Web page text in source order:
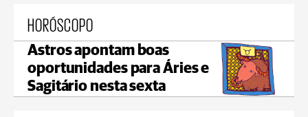
HORÓSCOPO
Astros apontam boas
oportunidades para Áries e
Sagitário nesta sexta